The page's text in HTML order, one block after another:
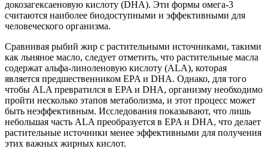
докозагексаеновую кислоту (DHA). Эти формы омега-3
считаются наиболее биодоступными и эффективными для
человеческого организма.
Сравнивая рыбий жир с растительными источниками, такими
как льняное масло, следует отметить, что растительные масла
содержат альфа-линоленовую кислоту (ALA), которая
является предшественником EPA и DHA. Однако, для того
чтобы ALA превратился в EPA и DHA, организму необходимо
пройти несколько этапов метаболизма, и этот процесс может
быть неэффективным. Исследования показывают, что лишь
небольшая часть ALA преобразуется в EPA и DHA, что делает
растительные источники менее эффективными для получения
этих важных жирных кислот.